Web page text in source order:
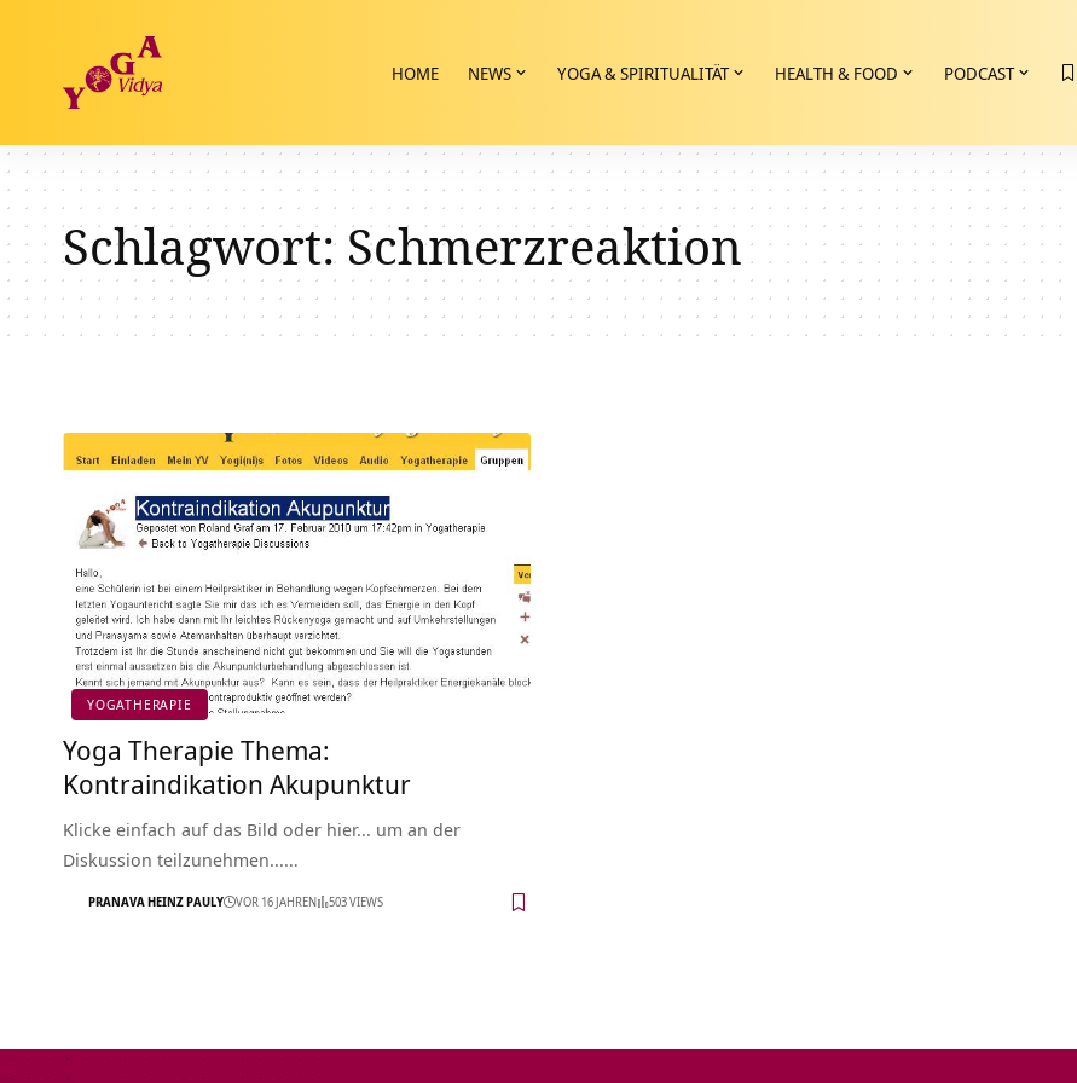
HOME NEWS YOGA & SPIRITUALITÄT HEALTH & FOOD PODCAST
Schlagwort: Schmerzreaktion
YOGATHERAPIE
Yoga Therapie Thema:
Kontraindikation Akupunktur
Klicke einfach auf das Bild oder hier... um an der
Diskussion teilzunehmen...…
PRANAVA HEINZ PAULY VOR 16 JAHREN 503 VIEWS